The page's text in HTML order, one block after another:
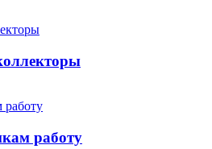
работу